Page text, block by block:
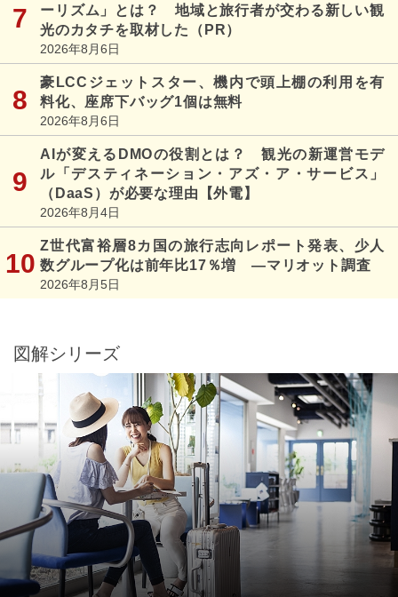
ーリズム」とは？ 地域と旅行者が交わる新しい観
光のカタチを取材した（PR）
2026年8月6日
豪LCCジェットスター、機内で頭上棚の利用を有
料化、座席下バッグ1個は無料
2026年8月6日
AIが変えるDMOの役割とは？ 観光の新運営モデ
ル「デスティネーション・アズ・ア・サービス」
（DaaS）が必要な理由【外電】
2026年8月4日
Z世代富裕層8カ国の旅行志向レポート発表、少人
数グループ化は前年比17％増 ―マリオット調査
2026年8月5日
図解シリーズ